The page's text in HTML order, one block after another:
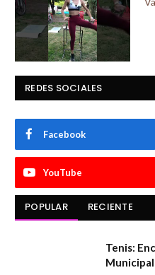
REDES SOCIALES
Facebook
YouTube
POPULAR RECIENTE
Tenis: